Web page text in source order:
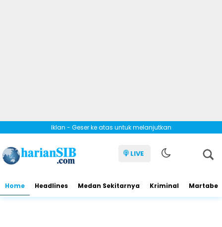
Iklan - Geser ke atas untuk melanjutkan
LIVE
Home Headlines Medan Sekitarnya Kriminal Martabe